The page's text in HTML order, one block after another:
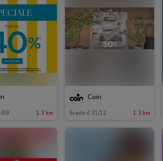
09 1.3 km
Coin
Scade il 31/12 1.3 km